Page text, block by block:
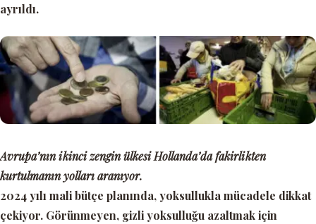
ayrıldı.
Avrupa’nın ikinci zengin ülkesi Hollanda’da fakirlikten
kurtulmanın yolları aranıyor.
2024 yılı mali bütçe planında, yoksullukla mücadele dikkat
çekiyor. Görünmeyen, gizli yoksulluğu azaltmak için